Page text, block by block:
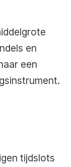
en
een
tijdslots